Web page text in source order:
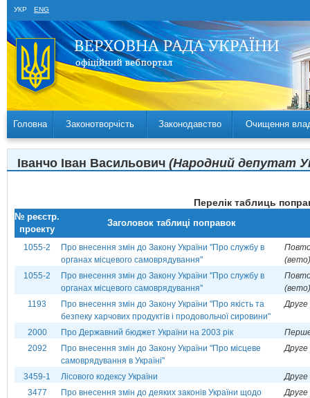
УКР ENG
Головна Законотворчість Законодавство Очищення
Іванчо Іван Васильович (Народний депутат
Перелік таблиць
№ реєстр.
проекту
Заголовок таблиці поправок
1055-2
Про внесення змін до Закону України ''Про службу в
органах місцевого самоврядування"
1055-2
Про внесення змін до Закону України ''Про службу в
органах місцевого самоврядування''
1193
Про внесення змін до Закону України "Про якість та
безпеку харчових продуктів і продовольчої сировини"
2000 Про Державний бюджет України на 2003 рік
2092
Про внесення змін до Закону України "Про місцеве
самоврядування в Україні"
3459-1 Лісового кодексу України
3477
Про внесення змін до деяких законів України щодо
Друге